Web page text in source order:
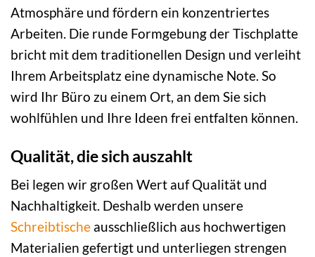
Atmosphäre und fördern ein konzentriertes
Arbeiten. Die runde Formgebung der Tischplatte
bricht mit dem traditionellen Design und verleiht
Ihrem Arbeitsplatz eine dynamische Note. So
wird Ihr Büro zu einem Ort, an dem Sie sich
wohlfühlen und Ihre Ideen frei entfalten können.
Qualität, die sich auszahlt
Bei legen wir großen Wert auf Qualität und
Nachhaltigkeit. Deshalb werden unsere
Schreibtische ausschließlich aus hochwertigen
Materialien gefertigt und unterliegen strengen